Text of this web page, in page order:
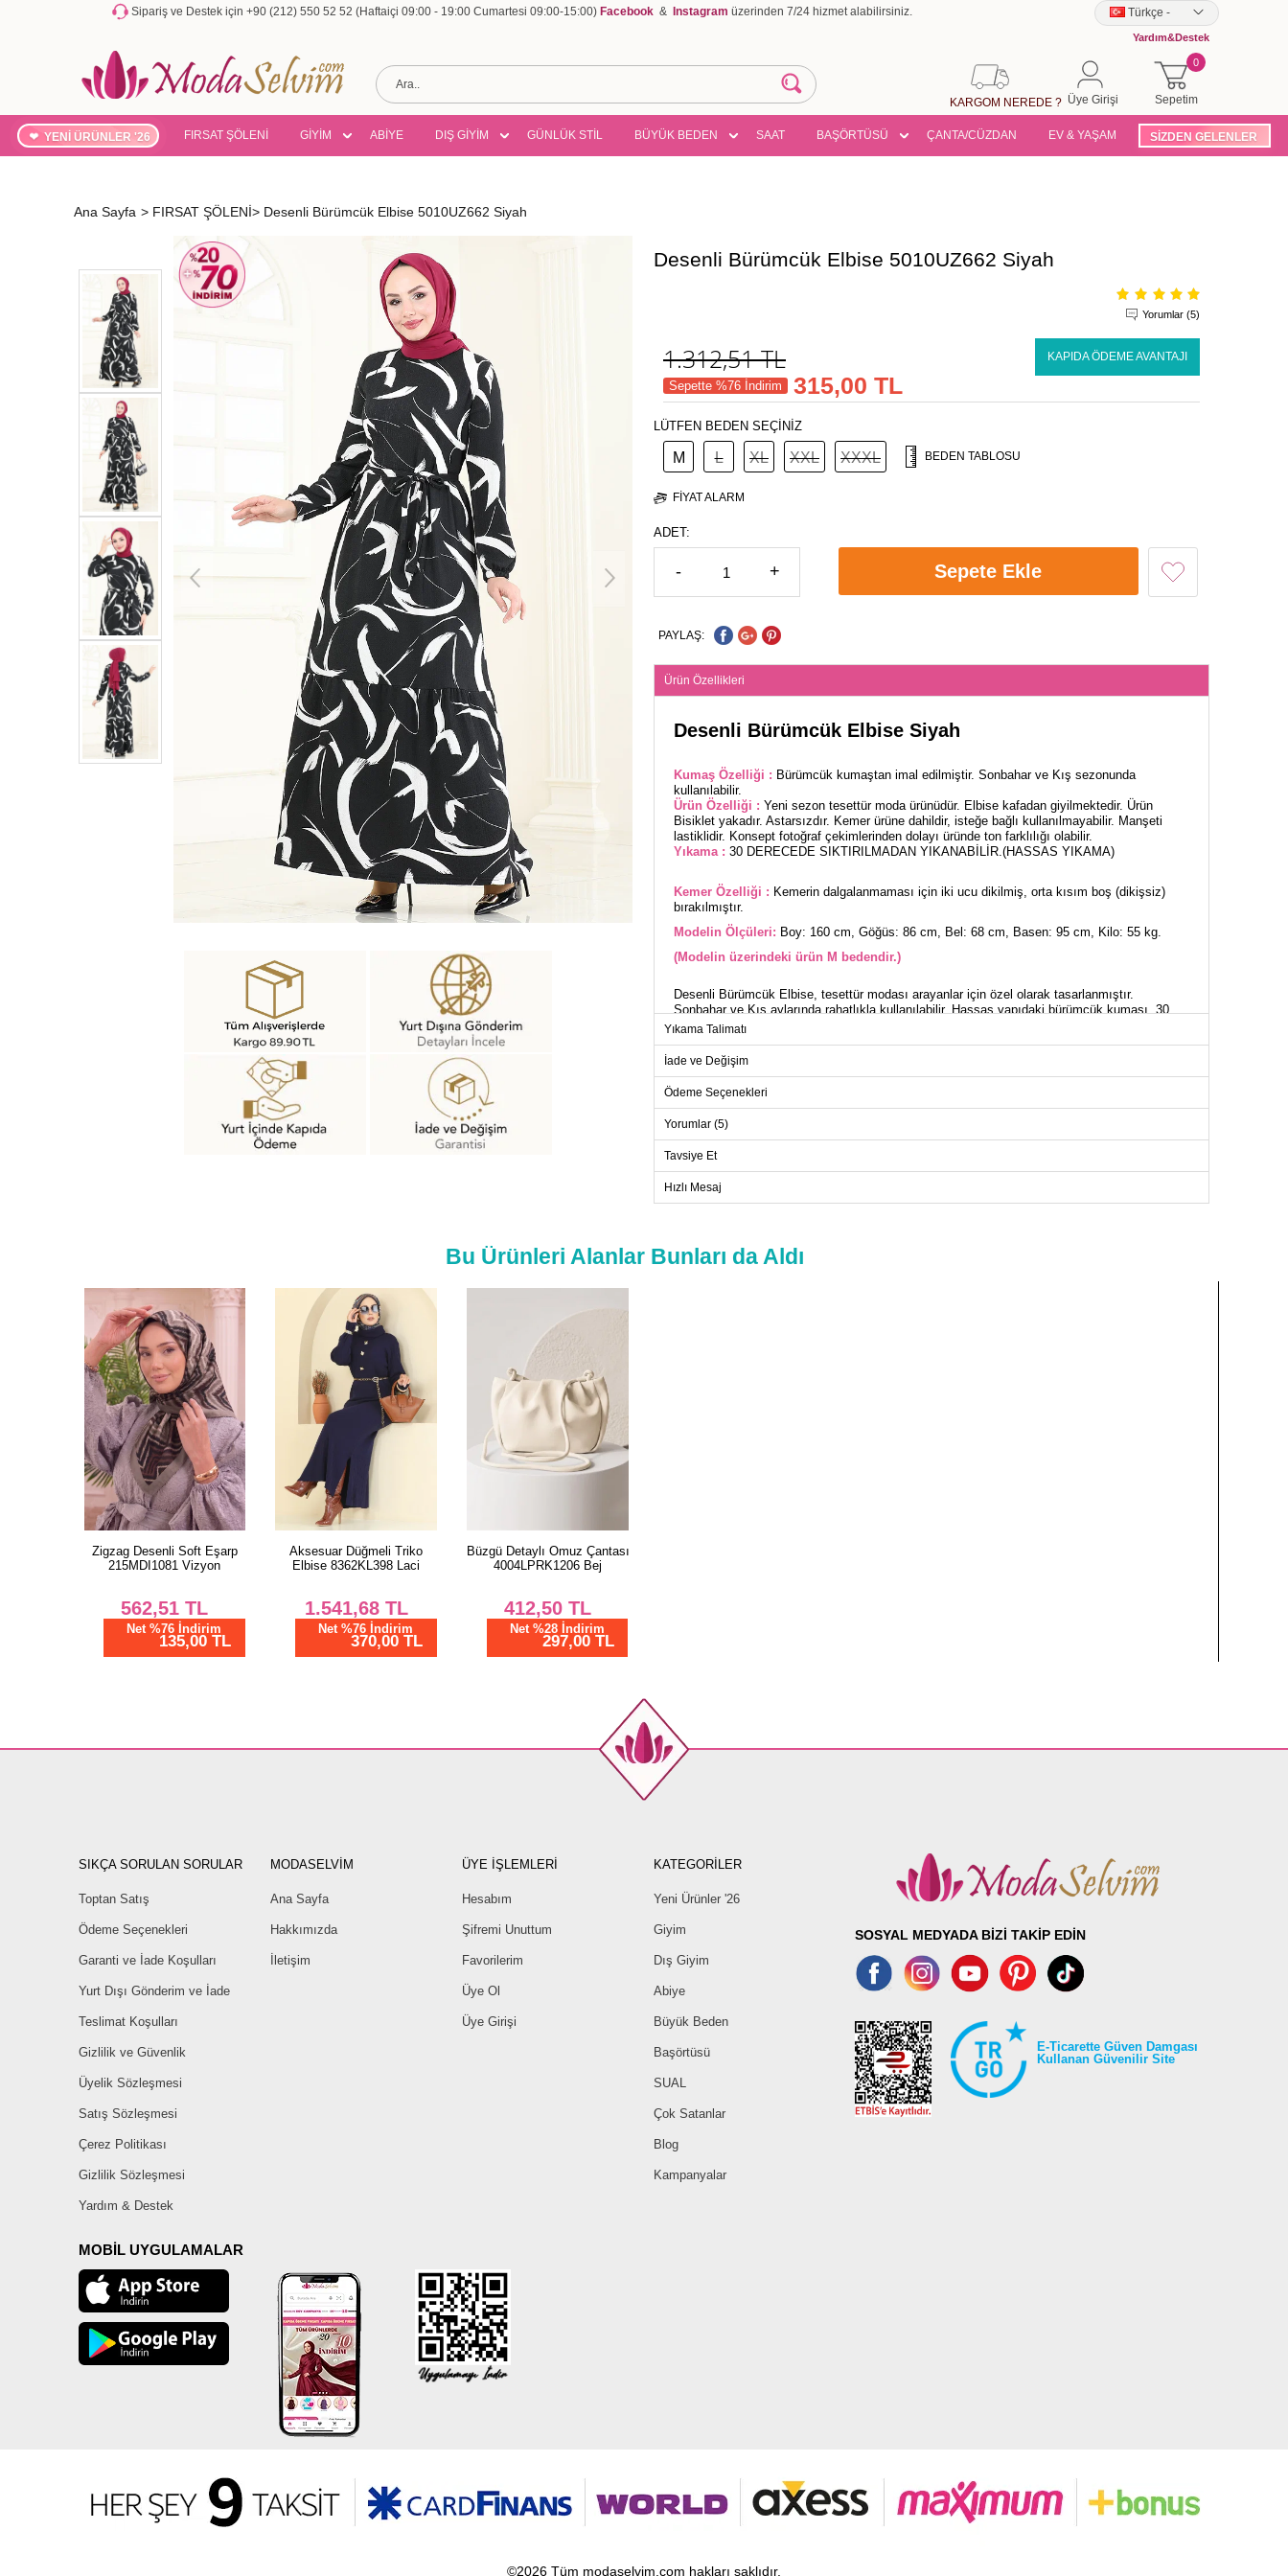
Sipariş ve Destek için +90 (212) 550 52 52 (Haftaiçi 09:00 - 19:00 Cumartesi 09:00-15:00) Facebook & Instagram üzerinden 7/24 hizmet alabilirsiniz. Türkçe -
Yardım&Destek
Sepetim
0
Üye Girişi
KARGOM NEREDE ?
YENİ ÜRÜNLER '26 FIRSAT ŞÖLENİ GİYİM ABİYE DIŞ GİYİM GÜNLÜK STİL BÜYÜK BEDEN SAAT BAŞÖRTÜSÜ ÇANTA/CÜZDAN EV & YAŞAM SİZDEN GELENLER
Ana Sayfa > FIRSAT ŞÖLENİ> Desenli Bürümcük Elbise 5010UZ662 Siyah
Desenli Bürümcük Elbise 5010UZ662 Siyah
Yorumlar (5)
1.312,51TL KAPIDA ÖDEME AVANTAJI
Sepette %76 İndirim 315,00 TL
LÜTFEN BEDEN SEÇİNİZ
M L XL XXL XXXL BEDEN TABLOSU
FIYAT ALARM
ADET:
- + Sepete Ekle
PAYLAŞ:
Ürün Özellikleri
Desenli Bürümcük Elbise Siyah
Kumaş Özelliği : Bürümcük kumaştan imal edilmiştir. Sonbahar ve Kış sezonunda
kullanılabilir.
Ürün Özelliği : Yeni sezon tesettür moda ürünüdür. Elbise kafadan giyilmektedir. Ürün
Bisiklet yakadır. Astarsızdır. Kemer ürüne dahildir, isteğe bağlı kullanılmayabilir. Manşeti
lastiklidir. Konsept fotoğraf çekimlerinden dolayı üründe ton farklılığı olabilir.
Yıkama : 30 DERECEDE SIKTIRILMADAN YIKANABİLİR.(HASSAS YIKAMA)
Kemer Özelliği : Kemerin dalgalanmaması için iki ucu dikilmiş, orta kısım boş (dikişsiz)
bırakılmıştır.
Modelin Ölçüleri: Boy: 160 cm, Göğüs: 86 cm, Bel: 68 cm, Basen: 95 cm, Kilo: 55 kg.
(Modelin üzerindeki ürün M bedendir.)
Desenli Bürümcük Elbise, tesettür modası arayanlar için özel olarak tasarlanmıştır.
Sonbahar ve Kış aylarında rahatlıkla kullanılabilir. Hassas yapıdaki bürümcük kumaşı, 30
derecede yıkanabilir özelliğiyle öne çıkar. Bisiklet yaka ve astarsız tasarımı ile modern bir
tasarlanmıştır. Kemer, manşetleri lastikli bu elbisenin şıklığını tamamlar.M Beden: 36-38 / L
Beden: 40 / XL Beden: 42 / XXL Beden:44 / XXXL Beden: 46 bedene tekabül etmektedir.
Beden
Göğüs
Boy
M
94
139
XXL
Yıkama Talimatı
İade ve Değişim
Ödeme Seçenekleri
Yorumlar (5)
Tavsiye Et
Hızlı Mesaj
Bu Ürünleri Alanlar Bunları da Aldı
Zigzag Desenli Soft Eşarp
215MDI1081 Vizyon
562,51 TL
Net %76 İndirim
135,00 TL
Aksesuar Düğmeli Triko
Elbise 8362KL398 Laci
1.541,68TL
Net %76 İndirim
370,00 TL
Büzgü Detaylı Omuz Çantası
4004LPRK1206 Bej
412,50 TL
Net %28 İndirim
297,00 TL
SIKÇA SORULAN SORULAR
Toptan Satış
Ödeme Seçenekleri
Garanti ve İade Koşulları
Yurt Dışı Gönderim ve İade
Teslimat Koşulları
Gizlilik ve Güvenlik
Üyelik Sözleşmesi
Satış Sözleşmesi
Çerez Politikası
Gizlilik Sözleşmesi
Yardım & Destek
MODASELVİM
Ana Sayfa
Hakkımızda
İletişim
ÜYE İŞLEMLERİ
Hesabım
Şifremi Unuttum
Favorilerim
Üye Ol
Üye Girişi
KATEGORİLER
Yeni Ürünler '26
Giyim
Dış Giyim
Abiye
Büyük Beden
Başörtüsü
SUAL
Çok Satanlar
Blog
Kampanyalar
MOBİL UYGULAMALAR
SOSYAL MEDYADA BİZİ TAKİP EDİN
E-Ticarette Güven Damgası
Kullanan Güvenilir Site
©2026 Tüm modaselvim.com hakları saklıdır.